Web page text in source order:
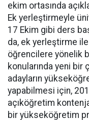
ekim ortasında
Ek yerleştirmeyle
17 Ekim gibi ders
da, ek yerleştirme
öğrencilere yönelik
konularında yeni bir
adayların
yapabilmesi için,
açıköğretim
bir yükseköğretim